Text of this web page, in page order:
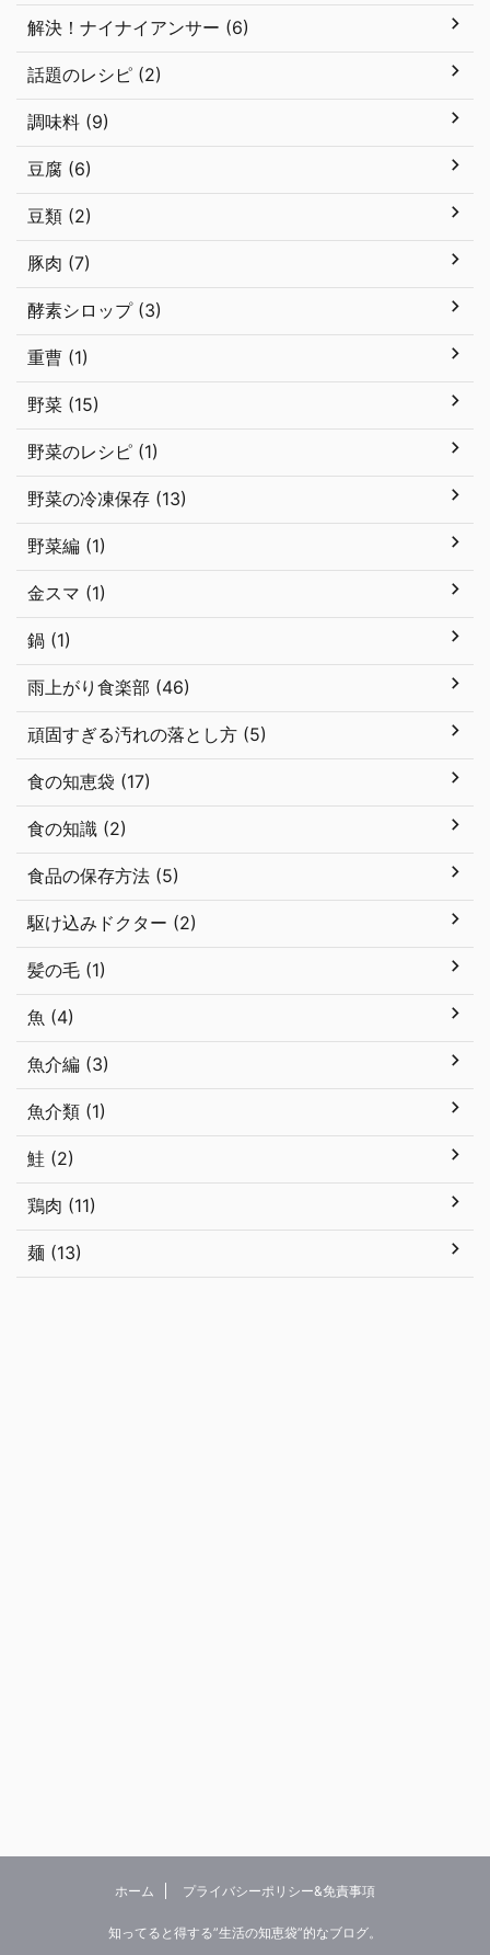
解決！ナイナイアンサー (6)
話題のレシピ (2)
調味料 (9)
豆腐 (6)
豆類 (2)
豚肉 (7)
酵素シロップ (3)
重曹 (1)
野菜 (15)
野菜のレシピ (1)
野菜の冷凍保存 (13)
野菜編 (1)
金スマ (1)
鍋 (1)
雨上がり食楽部 (46)
頑固すぎる汚れの落とし方 (5)
食の知恵袋 (17)
食の知識 (2)
食品の保存方法 (5)
駆け込みドクター (2)
髪の毛 (1)
魚 (4)
魚介編 (3)
魚介類 (1)
鮭 (2)
鶏肉 (11)
麺 (13)
ホーム プライバシーポリシー&免責事項
知ってると得する”生活の知恵袋”的なブログ。